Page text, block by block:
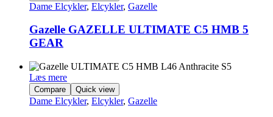
Dame Elcykler, Elcykler, Gazelle
Gazelle GAZELLE ULTIMATE C5 HMB 5
GEAR
Læs mere
Compare Quick view
Dame Elcykler, Elcykler, Gazelle